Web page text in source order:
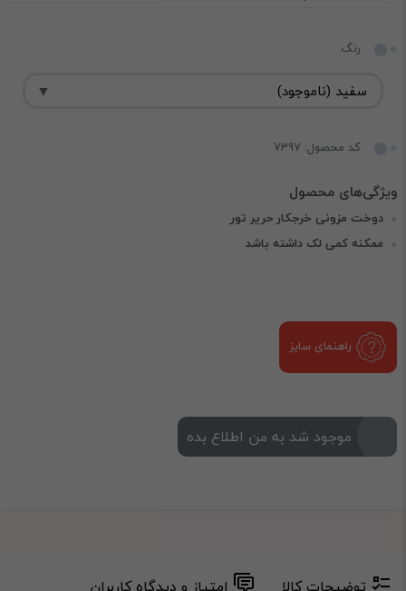
رنگ
کد محصول: 7397
دوخت مزونی خرجکار حریر تور
ممکنه کمی لک داشته باشد
راهنمای سایز
موجود شد به من اطلاع بده